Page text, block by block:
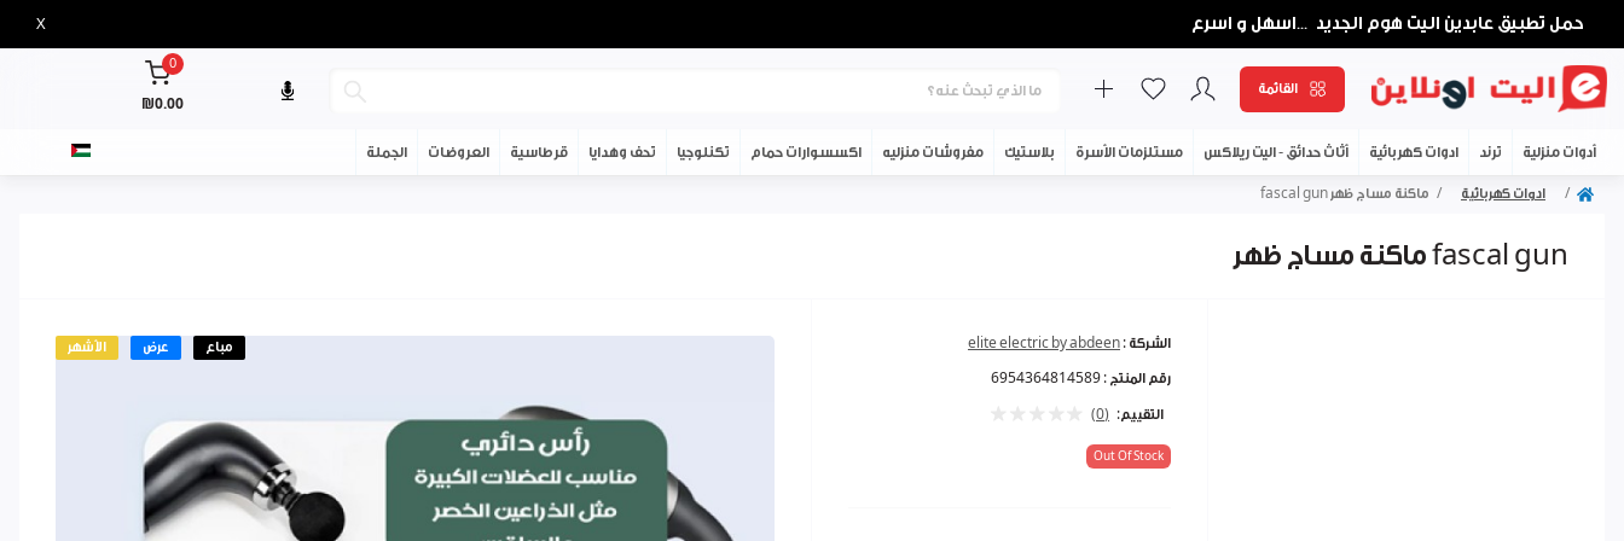
حمل تطبيق عابدين اليت هوم الجديد ...اسهل و اسرع X
القائمة
0
₪0.00
أدوات منزلية ترند ادوات كهربائية أثاث حدائق - اليت ريلاكس مستلزمات الأسرة بلاستيك مفروشات منزليه اكسسوارات حمام تكنلوجيا تحف وهدايا قرطاسية العروضات الجملة
ادوات كهربائية ماكنة مساج ظهر fascal gun
ماكنة مساج ظهر fascal gun
الأشهر عرض مباع الشركة : elite electric by abdeen
رقم المنتج : 6954364814589
التقييم: (0)
Out Of Stock